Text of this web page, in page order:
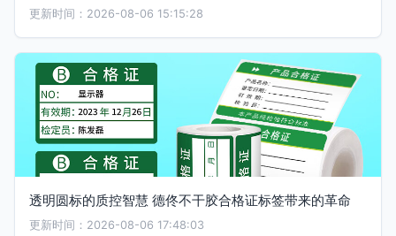
更新时间：2026-08-06 15:15:28
透明圆标的质控智慧 德佟不干胶合格证标签带来的革命
更新时间：2026-08-06 17:48:03